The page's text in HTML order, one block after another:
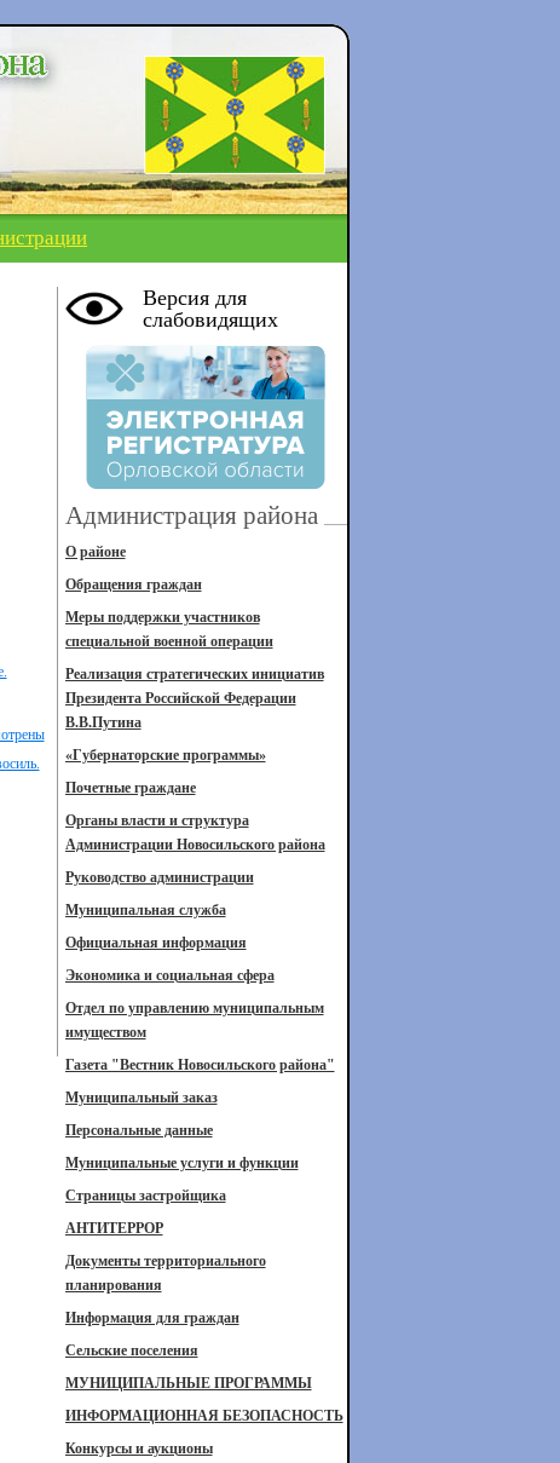
Версия для
слабовидящих
Администрация района
О районе
Обращения граждан
Меры поддержки участников
специальной военной операции
Реализация стратегических инициатив
Президента Российской Федерации
В.В.Путина
«Губернаторские программы»
Почетные граждане
Органы власти и структура
Администрации Новосильского района
Руководство администрации
Муниципальная служба
Официальная информация
Экономика и социальная сфера
Отдел по управлению муниципальным
имуществом
Газета "Вестник Новосильского района"
Муниципальный заказ
Персональные данные
Муниципальные услуги и функции
Страницы застройщика
АНТИТЕРРОР
Документы территориального
планирования
Информация для граждан
Сельские поселения
МУНИЦИПАЛЬНЫЕ ПРОГРАММЫ
ИНФОРМАЦИОННАЯ БЕЗОПАСНОСТЬ
Конкурсы и аукционы